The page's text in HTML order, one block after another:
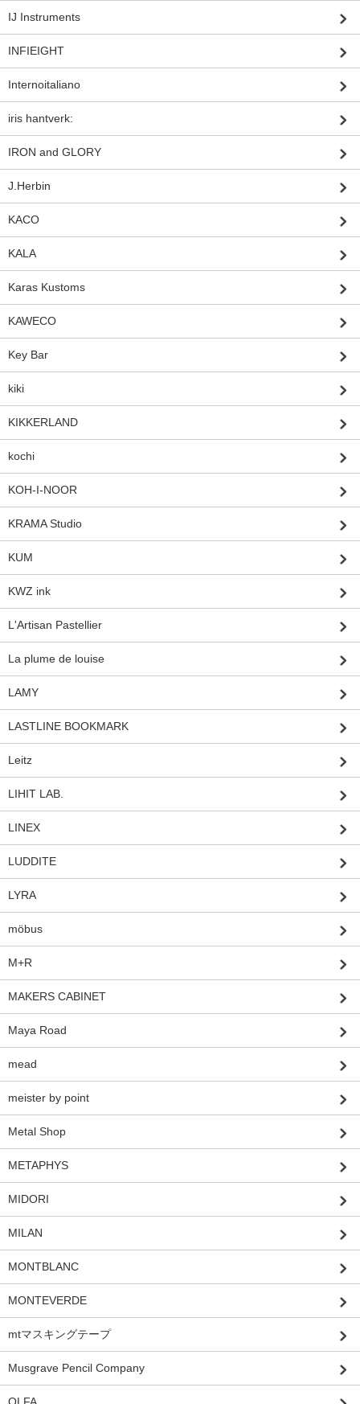
IJ Instruments
INFIEIGHT
Internoitaliano
iris hantverk:
IRON and GLORY
J.Herbin
KACO
KALA
Karas Kustoms
KAWECO
Key Bar
kiki
KIKKERLAND
kochi
KOH-I-NOOR
KRAMA Studio
KUM
KWZ ink
L'Artisan Pastellier
La plume de louise
LAMY
LASTLINE BOOKMARK
Leitz
LIHIT LAB.
LINEX
LUDDITE
LYRA
möbus
M+R
MAKERS CABINET
Maya Road
mead
meister by point
Metal Shop
METAPHYS
MIDORI
MILAN
MONTBLANC
MONTEVERDE
mtマスキングテープ
Musgrave Pencil Company
OLFA